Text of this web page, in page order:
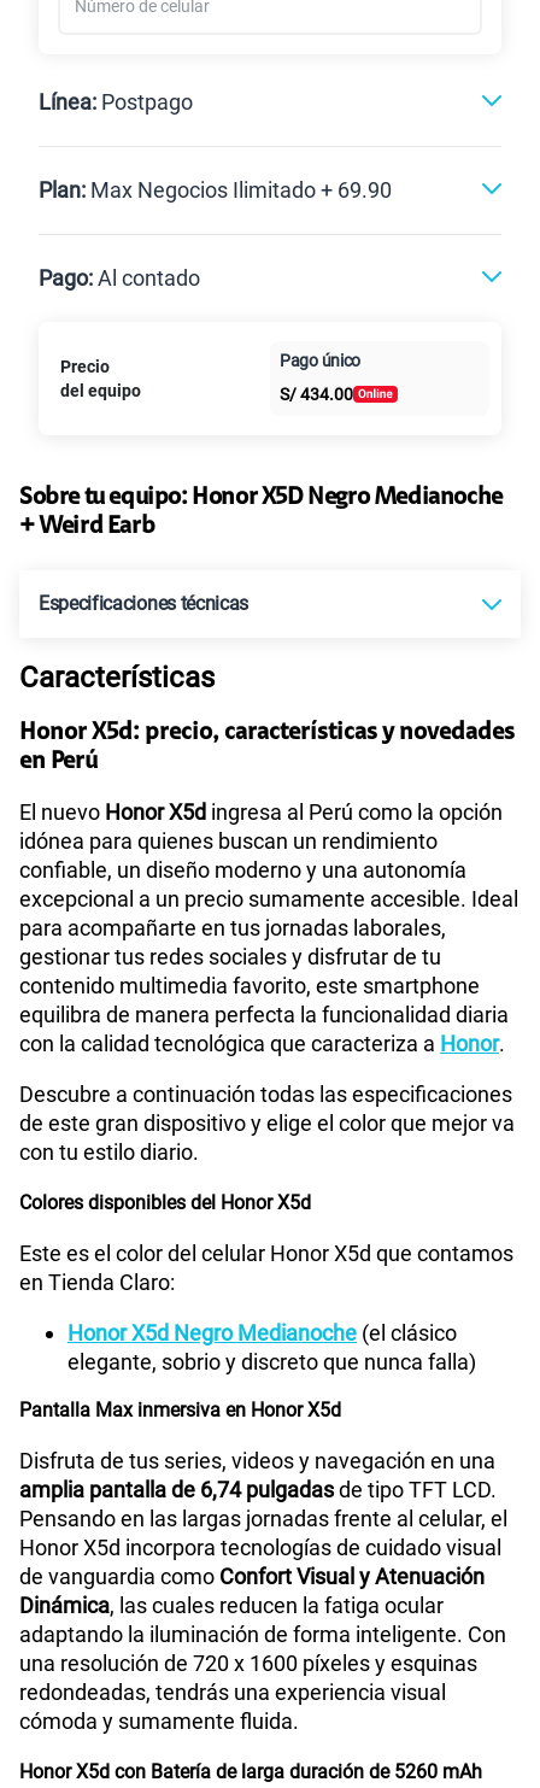
Línea: Postpago
Postpago
Plan: Max Negocios Ilimitado + 69.90
Paga solo
125GBen alta velocidad
S/
Paga solo S/ 95.90
Paga solo
Paga solo
Paga solo
185GBen alta velocidad
S/189.90
Paga solo
200GBen alta velocidad
S/ 289.90
Pago:Al contado
Al contado Cuotas Claro
intereses
Precio
del equipo
Pago único
S/434.00
Sobre tu equipo: HonorX5D Negro Medianoche
+ Weird Earb
Especificaciones técnicas
Tecnología de Pantalla
Procesador MediaTek Helio G81
Tamaño de Pantalla
WiFI Si
Peso
Bluetooth
Cámara de fotos Principal 50M+0.08M
Radio FM Si
Capacidad Memoria Externa
Capacidad Memoria Interna
Características
Honor X5d: precio, características y novedades
en Perú
El nuevo Honor X5d ingresa al Perú como la opción
idónea para quienes buscan un rendimiento
confiable, un diseño moderno y una autonomía
excepcional a un precio sumamente accesible. Ideal
para acompañarte en tus jornadas laborales,
gestionar tus redes sociales y disfrutar de tu
contenido multimedia favorito, este smartphone
equilibra de manera perfecta la funcionalidad diaria
con la calidad tecnológica que caracteriza a Honor.
Descubre a continuación todas las especificaciones
de este gran dispositivo y elige el color que mejor va
con tu estilo diario.
Colores disponibles del Honor X5d
Este es el color del celular Honor X5d que contamos
en Tienda Claro:
Honor X5d Negro Medianoche (el clásico
elegante, sobrio y discreto que nunca falla)
Pantalla Max inmersiva en Honor X5d
Disfruta de tus series, videos y navegación en una
amplia pantalla de 6,74 pulgadasde tipo TFT LCD.
Pensando en las largas jornadas frente al celular, el
Honor X5d incorpora tecnologías de cuidado visual
de vanguardia como Confort Visual y Atenuación
Dinámica, las cuales reducen la fatiga ocular
adaptando la iluminación de forma inteligente. Con
una resolución de 720 x 1600 píxeles y esquinas
redondeadas, tendrás una experiencia visual
cómoda y sumamente fluida.
Honor X5d con Batería de larga duración de 5260 mAh